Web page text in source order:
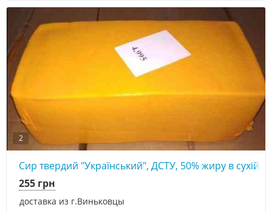
2
Сир твердий "Український", ДСТУ, 50% жиру в сухій
доставка из г.Виньковцы
255 грн